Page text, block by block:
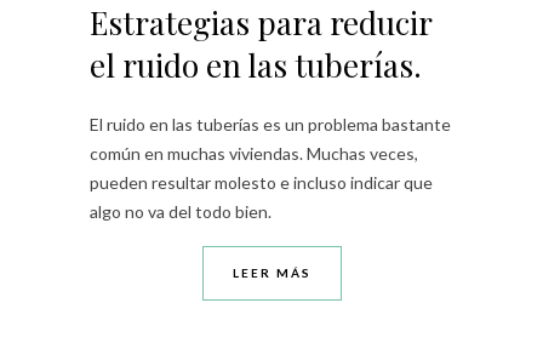
Estrategias para reducir
el ruido en las tuberías.
El ruido en las tuberías es un problema bastante
común en muchas viviendas. Muchas veces,
pueden resultar molesto e incluso indicar que
algo no va del todo bien.
LEER MÁS